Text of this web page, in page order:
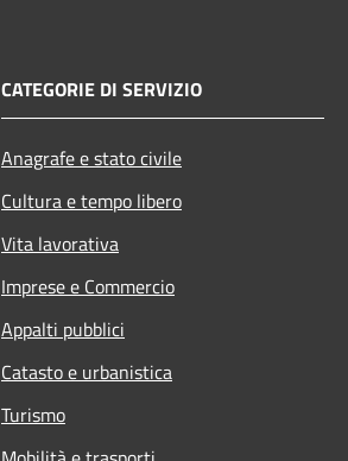
CATEGORIE DI SERVIZIO
Anagrafe e stato civile
Cultura e tempo libero
Vita lavorativa
Imprese e Commercio
Appalti pubblici
Catasto e urbanistica
Turismo